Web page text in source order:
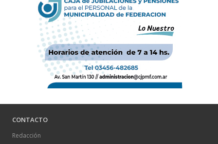
CONTACTO
Redacción